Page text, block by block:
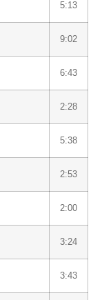
5:13
9:02
6:43
2:28
5:38
2:53
2:00
3:24
3:43